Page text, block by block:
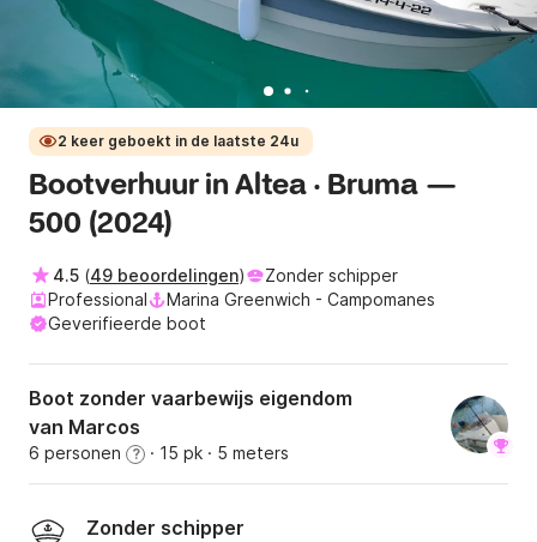
2 keer geboekt in de laatste 24u
Bootverhuur in Altea · Bruma —
500 (2024)
4.5 (49 beoordelingen)
Zonder schipper
Professional
Marina Greenwich - Campomanes
Geverifieerde boot
Boot zonder vaarbewijs eigendom
van Marcos
6 personen ? · 15 pk · 5 meters
Zonder schipper